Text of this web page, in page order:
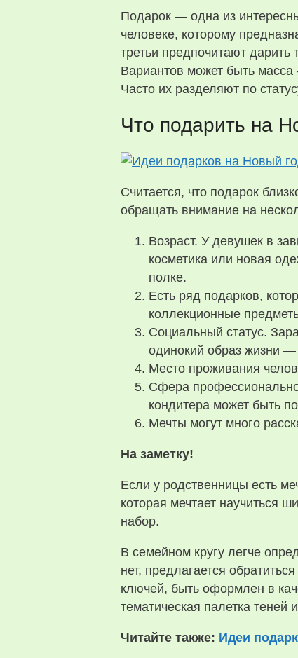
Подарок — одна из
человеке, которому
третьи предпочитают дарить
Вариантов может быть
Часто их разделяют по
Что подарить на
Считается, что подарок
обращать внимание на
Возраст. У девушек в
косметика или новая
полке.
Есть ряд подарков,
коллекционные
Социальный статус.
одинокий образ жизни —
Место проживания
Сфера
кондитера может быть
Мечты могут много
На заметку!
Если у родственницы есть
которая мечтает научиться
набор.
В семейном кругу легче
нет, предлагается
ключей, быть оформлен в
тематическая палетка теней
Читайте также: Идеи